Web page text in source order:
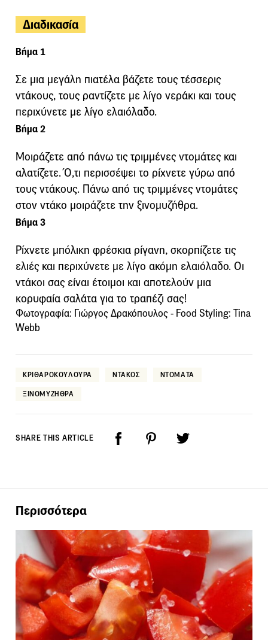
Διαδικασία
Βήμα 1
Σε μια μεγάλη πιατέλα βάζετε τους τέσσερις
ντάκους, τους ραντίζετε με λίγο νεράκι και τους
περιχύνετε με λίγο ελαιόλαδο.
Βήμα 2
Μοιράζετε από πάνω τις τριμμένες ντομάτες και
αλατίζετε. Ό,τι περισσέψει το ρίχνετε γύρω από
τους ντάκους. Πάνω από τις τριμμένες ντομάτες
στον ντάκο μοιράζετε την ξινομυζήθρα.
Βήμα 3
Ρίχνετε μπόλικη φρέσκια ρίγανη, σκορπίζετε τις
ελιές και περιχύνετε με λίγο ακόμη ελαιόλαδο. Οι
ντάκοι σας είναι έτοιμοι και αποτελούν μια
κορυφαία σαλάτα για το τραπέζι σας!
Φωτογραφία: Γιώργος Δρακόπουλος - Food Styling: Tina
Webb
ΚΡΙΘΑΡΟΚΟΥΛΟΥΡΑ ΝΤΑΚΟΣ ΝΤΟΜΑΤΑ
ΞΙΝΟΜΥΖΗΘΡΑ
SHARE THIS ARTICLE
Περισσότερα